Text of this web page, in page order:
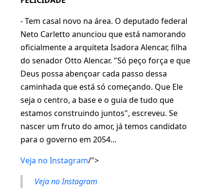
- Tem casal novo na área. O deputado federal
Neto Carletto anunciou que está namorando
oficialmente a arquiteta Isadora Alencar, filha
do senador Otto Alencar. "Só peço força e que
Deus possa abençoar cada passo dessa
caminhada que está só começando. Que Ele
seja o centro, a base e o guia de tudo que
estamos construindo juntos", escreveu. Se
nascer um fruto do amor, já temos candidato
para o governo em 2054...
Veja no Instagram/">
Veja no Instagram